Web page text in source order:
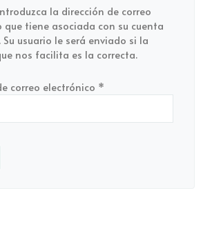
la dirección de correo
que tiene asociada con su cuenta
Su usuario le será enviado si la
nos facilita es la correcta.
correo electrónico *